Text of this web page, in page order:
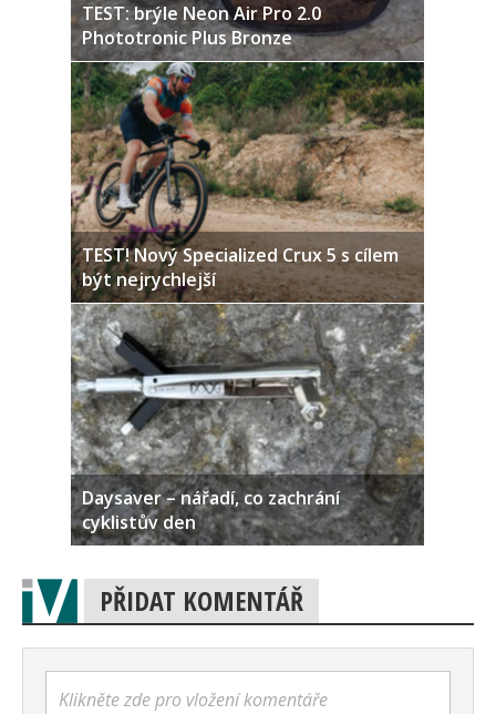
TEST: brýle Neon Air Pro 2.0
Phototronic Plus Bronze
TEST! Nový Specialized Crux 5 s cílem
být nejrychlejší
Daysaver – nářadí, co zachrání
cyklistův den
PŘIDAT KOMENTÁŘ
Klikněte zde pro vložení komentáře